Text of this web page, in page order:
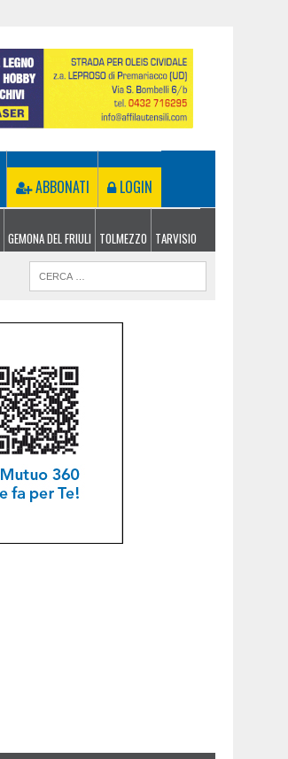
ABBONATI LOGIN
GEMONA DEL FRIULI TOLMEZZO TARVISIO